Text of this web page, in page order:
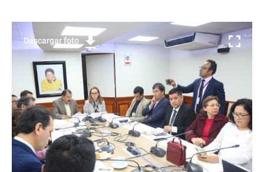
Descargar foto